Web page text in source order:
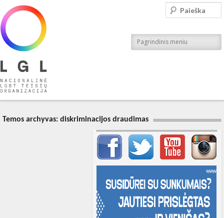
Nacionalinė LGBT teisių organizacija
Pagrindinis meniu
Paieška
Temos archyvas: diskriminacijos draudimas
Svarbių įrašų meniu